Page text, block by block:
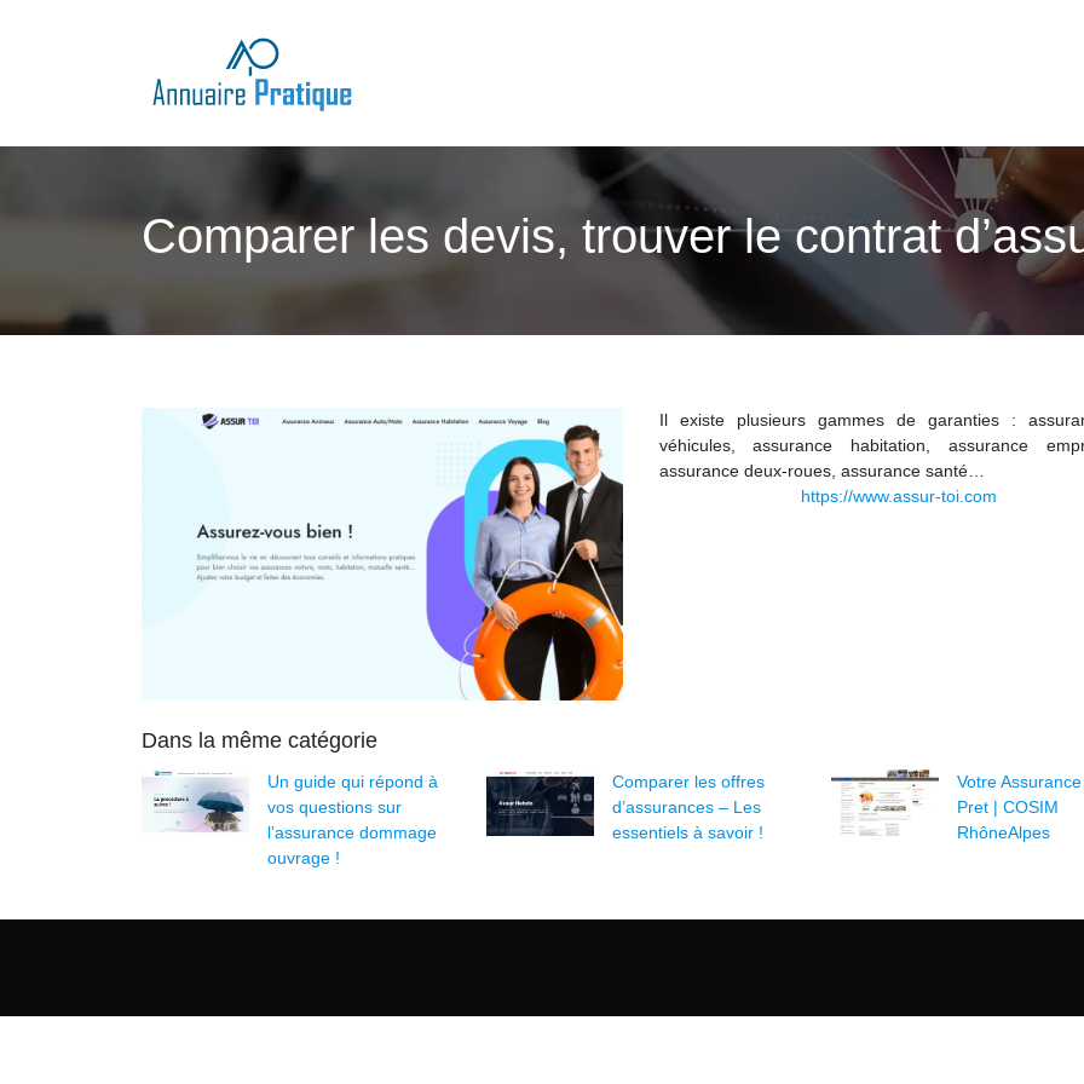
Comparer les devis, trouver le contrat
Il existe plusieurs gammes de garanties :
véhicules, assurance habitation, assurance
assurance deux-roues, assurance santé…
https://www.assur-toi.com
Dans la même catégorie
Un guide qui répond à
vos questions sur
l’assurance dommage
ouvrage !
Comparer les offres
d’assurances – Les
essentiels à savoir !
Votre
Pret | COSIM
RhôneAlpes